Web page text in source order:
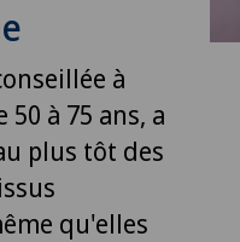
à
à 75 ans, a
plus tôt des
qu'elles